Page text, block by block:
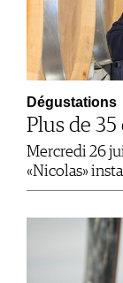
Dégustations
Plus de
Mercredi 26
«Nicolas»